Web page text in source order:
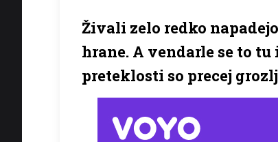
Živali zelo redko
hrane. A vendarle se to
preteklosti so precej